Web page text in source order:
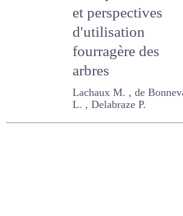
Pratiques
anciennes et
perspectives
d'utilisation
fourragère des
arbres